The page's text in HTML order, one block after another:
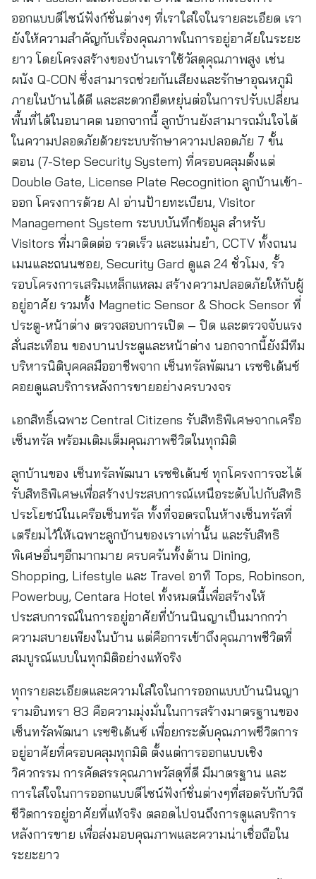
ออกแบบดีไซน์ฟังก์ชั่นต่างๆ ที่เราใส่ใจในรายละเอียด เรา
ยังให้ความสำคัญกับเรื่องคุณภาพในการอยู่อาศัยในระยะ
ยาว โดยโครงสร้างของบ้านเราใช้วัสดุคุณภาพสูง เช่น
ผนัง Q-CON ซึ่งสามารถช่วยกันเสียงและรักษาอุณหภูมิ
ภายในบ้านได้ดี และสะดวกยืดหยุ่นต่อในการปรับเปลี่ยน
พื้นที่ได้ในอนาคต นอกจากนี้ ลูกบ้านยังสามารถมั่นใจได้
ในความปลอดภัยด้วยระบบรักษาความปลอดภัย 7 ขั้น
ตอน (7-Step Security System) ที่ครอบคลุมตั้งแต่
Double Gate, License Plate Recognition ลูกบ้านเข้า-
ออก โครงการด้วย AI อ่านป้ายทะเบียน, Visitor
Management System ระบบบันทึกข้อมูล สำหรับ
Visitors ที่มาติดต่อ รวดเร็ว และแม่นยำ, CCTV ทั้งถนน
เมนและถนนซอย, Security Gard ดูแล 24 ชั่วโมง, รั้ว
รอบโครงการเสริมเหล็กแหลม สร้างความปลอดภัยให้กับผู้
อยู่อาศัย รวมทั้ง Magnetic Sensor & Shock Sensor ที่
ประตู-หน้าต่าง ตรวจสอบการเปิด – ปิด และตรวจจับแรง
สั่นสะเทือน ของบานประตูและหน้าต่าง นอกจากนี้ยังมีทีม
บริหารนิติบุคคลมืออาชีพจาก เซ็นทรัลพัฒนา เรซซิเด้นซ์
คอยดูแลบริการหลังการขายอย่างครบวงจร
เอกสิทธิ์เฉพาะ Central Citizens รับสิทธิพิเศษจากเครือ
เซ็นทรัล พร้อมเติมเต็มคุณภาพชีวิตในทุกมิติ
ลูกบ้านของ เซ็นทรัลพัฒนา เรซซิเด้นซ์ ทุกโครงการจะได้
รับสิทธิพิเศษเพื่อสร้างประสบการณ์เหนือระดับไปกับสิทธิ
ประโยชน์ในเครือเซ็นทรัล ทั้งที่จอดรถในห้างเซ็นทรัลที่
เตรียมไว้ให้เฉพาะลูกบ้านของเราเท่านั้น และรับสิทธิ
พิเศษอื่นๆอีกมากมาย ครบครันทั้งด้าน Dining,
Shopping, Lifestyle และ Travel อาทิ Tops, Robinson,
Powerbuy, Centara Hotel ทั้งหมดนี้เพื่อสร้างให้
ประสบการณ์ในการอยู่อาศัยที่บ้านนินญาเป็นมากกว่า
ความสบายเพียงในบ้าน แต่คือการเข้าถึงคุณภาพชีวิตที่
สมบูรณ์แบบในทุกมิติอย่างแท้จริง
ทุกรายละเอียดและความใส่ใจในการออกแบบบ้านนินญา
รามอินทรา 83 คือความมุ่งมั่นในการสร้างมาตรฐานของ
เซ็นทรัลพัฒนา เรซซิเด้นซ์ เพื่อยกระดับคุณภาพชีวิตการ
อยู่อาศัยที่ครอบคลุมทุกมิติ ตั้งแต่การออกแบบเชิง
วิศวกรรม การคัดสรรคุณภาพวัสดุที่ดี มีมาตรฐาน และ
การใส่ใจในการออกแบบดีไซน์ฟังก์ชั่นต่างๆที่สอดรับกับวิถี
ชีวิตการอยู่อาศัยที่แท้จริง ตลอดไปจนถึงการดูแลบริการ
หลังการขาย เพื่อส่งมอบคุณภาพและความน่าเชื่อถือใน
ระยะยาว